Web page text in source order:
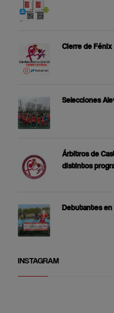
Cierre de Fénix
Selecciones
Árbitros de
distintos
Debutantes en
INSTAGRAM